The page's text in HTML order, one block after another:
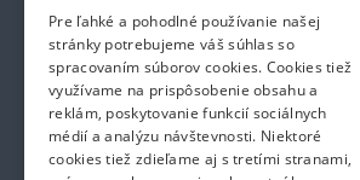
Prepravný poriadok
Kontakt
Pre ľahké a pohodlné používanie našej
stránky potrebujeme váš súhlas so
spracovaním súborov cookies. Cookies tiež
využívame na prispôsobenie obsahu a
reklám, poskytovanie funkcií sociálnych
médií a analýzu návštevnosti. Niektoré
cookies tiež zdieľame aj s tretími stranami,